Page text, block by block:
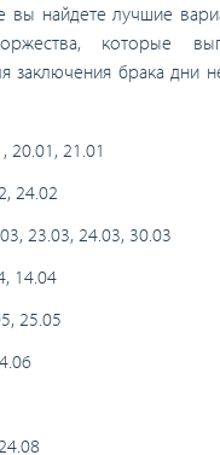
вы найдете лучшие
которые
заключения брака дни
20.01, 21.01
24.02
23.03, 24.03, 30.03
14.04
25.05